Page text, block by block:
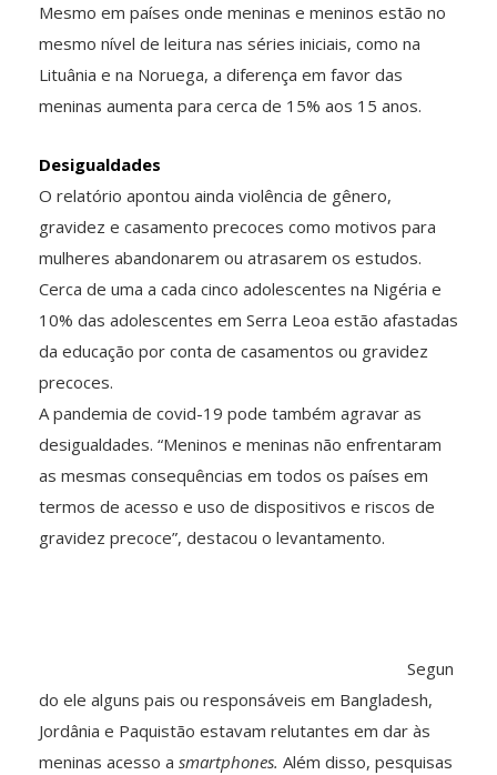
Mesmo em países onde meninas e meninos estão no
mesmo nível de leitura nas séries iniciais, como na
Lituânia e na Noruega, a diferença em favor das
meninas aumenta para cerca de 15% aos 15 anos.
Desigualdades
O relatório apontou ainda violência de gênero,
gravidez e casamento precoces como motivos para
mulheres abandonarem ou atrasarem os estudos.
Cerca de uma a cada cinco adolescentes na Nigéria e
10% das adolescentes em Serra Leoa estão afastadas
da educação por conta de casamentos ou gravidez
precoces.
A pandemia de covid-19 pode também agravar as
desigualdades. “Meninos e meninas não enfrentaram
as mesmas consequências em todos os países em
termos de acesso e uso de dispositivos e riscos de
gravidez precoce”, destacou o levantamento.
Segun
do ele alguns pais ou responsáveis em Bangladesh,
Jordânia e Paquistão estavam relutantes em dar às
meninas acesso a smartphones. Além disso, pesquisas